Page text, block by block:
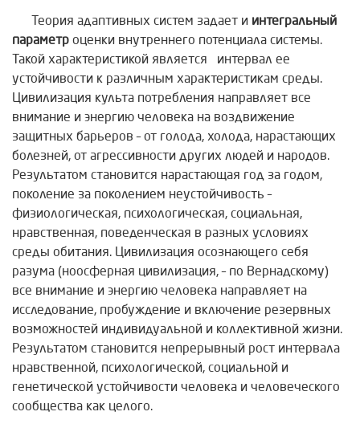
Теория адаптивных систем задает и интегральный
параметр оценки внутреннего потенциала системы.
Такой характеристикой является интервал ее
устойчивости к различным характеристикам среды.
Цивилизация культа потребления направляет все
внимание и энергию человека на воздвижение
защитных барьеров – от голода, холода, нарастающих
болезней, от агрессивности других людей и народов.
Результатом становится нарастающая год за годом,
поколение за поколением неустойчивость –
физиологическая, психологическая, социальная,
нравственная, поведенческая в разных условиях
среды обитания. Цивилизация осознающего себя
разума (ноосферная цивилизация, – по Вернадскому)
все внимание и энергию человека направляет на
исследование, пробуждение и включение резервных
возможностей индивидуальной и коллективной жизни.
Результатом становится непрерывный рост интервала
нравственной, психологической, социальной и
генетической устойчивости человека и человеческого
сообщества как целого.